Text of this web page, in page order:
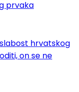
prvaka
hrvatskog
on se ne